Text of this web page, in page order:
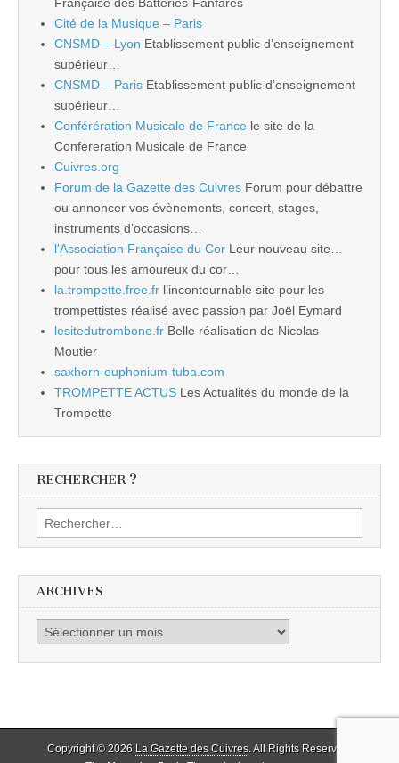
Cité de la Musique – Paris
CNSMD – Lyon Etablissement public d’enseignement
supérieur…
CNSMD – Paris Etablissement public d’enseignement
supérieur…
Conférération Musicale de France le site de la
Confereration Musicale de France
Cuivres.org
Forum de la Gazette des Cuivres Forum pour débattre
ou annoncer vos évènements, concert, stages,
instruments d’occasions…
l'Association Française du Cor Leur nouveau site…
pour tous les amoureux du cor…
la.trompette.free.fr l’incontournable site pour les
trompettistes réalisé avec passion par Joël Eymard
lesitedutrombone.fr Belle réalisation de Nicolas
Moutier
saxhorn-euphonium-tuba.com
TROMPETTE ACTUS Les Actualités du monde de la
Trompette
RECHERCHER ?
Rechercher :
ARCHIVES
Archives
Copyright © 2026 La Gazette des Cuivres. All Rights Reserved.